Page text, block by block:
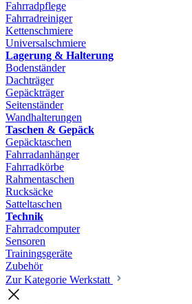
Fahrradpflege
Fahrradreiniger
Kettenschmiere
Universalschmiere
Lagerung & Halterung
Bodenständer
Dachträger
Gepäckträger
Seitenständer
Wandhalterungen
Taschen & Gepäck
Gepäcktaschen
Fahrradanhänger
Fahrradkörbe
Rahmentaschen
Rucksäcke
Satteltaschen
Technik
Fahrradcomputer
Sensoren
Trainingsgeräte
Zubehör
Zur Kategorie Werkstatt